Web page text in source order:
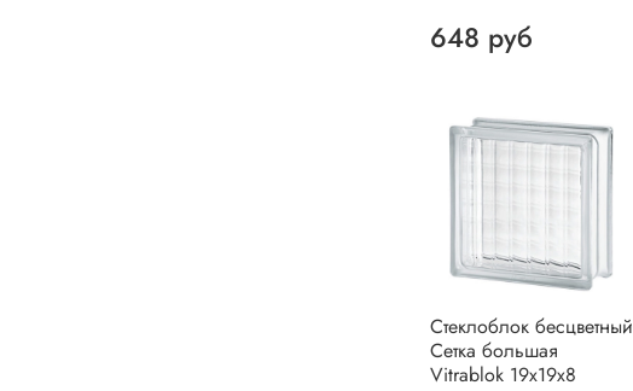
648 руб
Стеклоблок бесцветный
Сетка большая
Vitrablok 19х19х8